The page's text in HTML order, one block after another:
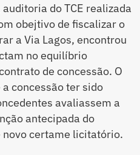
do TCE realizada
obejtivo de fiscalizar o
a Via Lagos, encontrou
no equilíbrio
de concessão. O
concessão ter sido
avaliassem a
antecipada do
novo certame licitatório.